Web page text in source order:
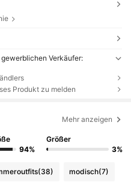
Verkäufer:
Produkt zu melden
Mehr anzeigen
94%
Größer
3%
(38) modisch(7)